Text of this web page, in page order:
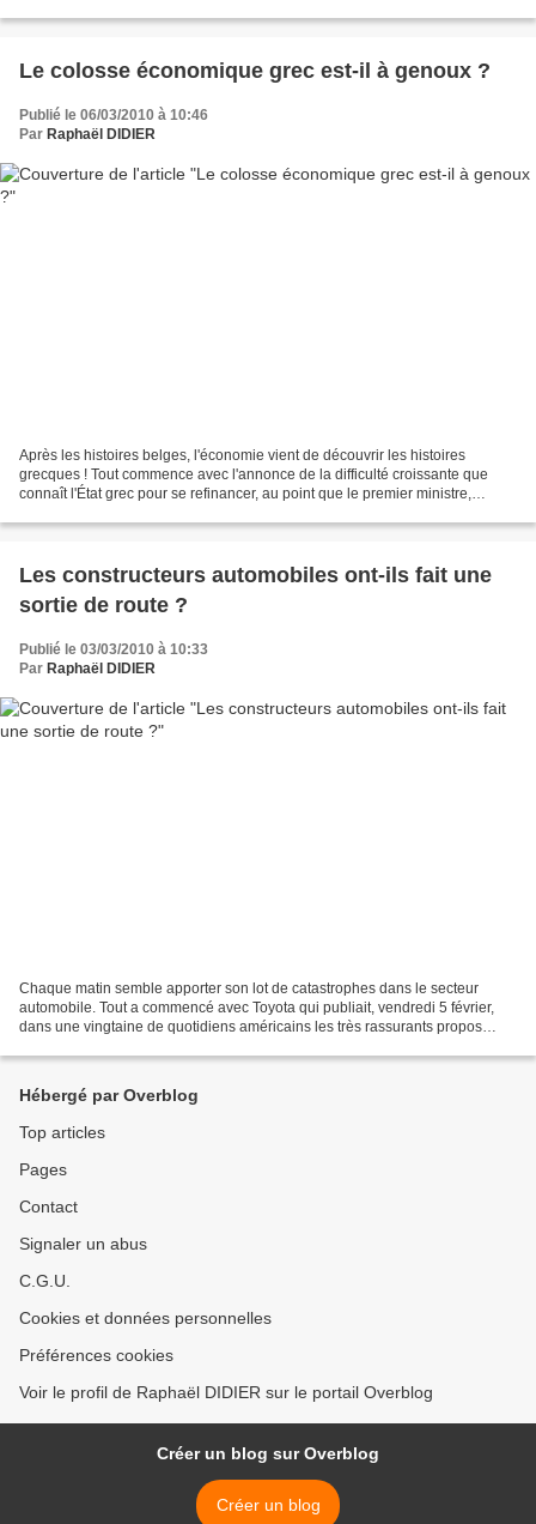
Le colosse économique grec est-il à genoux ?
Publié le 06/03/2010 à 10:46
Par Raphaël DIDIER
Après les histoires belges, l'économie vient de découvrir les histoires
grecques ! Tout commence avec l'annonce de la difficulté croissante que
connaît l'État grec pour se refinancer, au point que le premier ministre,
Les constructeurs automobiles ont-ils fait une
sortie de route ?
Publié le 03/03/2010 à 10:33
Par Raphaël DIDIER
Chaque matin semble apporter son lot de catastrophes dans le secteur
automobile. Tout a commencé avec Toyota qui publiait, vendredi 5 février,
dans une vingtaine de quotidiens américains les très rassurants propos
Hébergé par Overblog
Top articles
Pages
Contact
Signaler un abus
C.G.U.
Cookies et données personnelles
Préférences cookies
Voir le profil de Raphaël DIDIER sur le portail Overblog
Créer un blog sur Overblog
Créer un blog